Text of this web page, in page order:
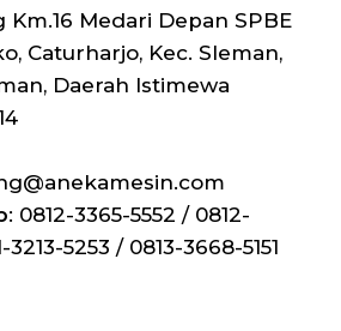
Km.16 Medari Depan SPBE
Caturharjo, Kec. Sleman,
Daerah Istimewa
: 0812-3365-5552 / 0812-
3213-5253 / 0813-3668-5151